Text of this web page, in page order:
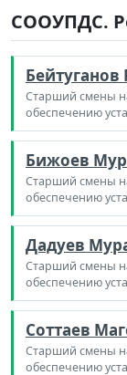
СООУПДС.
Бейтуганов
Старший смены
обеспечению
Бижоев
Старший смены
обеспечению
Дадуев
Старший смены
обеспечению
Соттаев
Старший смены
обеспечению